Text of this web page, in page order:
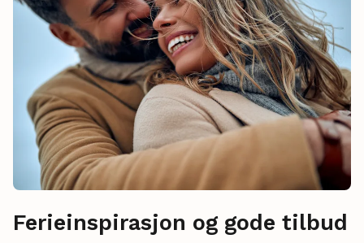
Ferieinspirasjon og gode tilbud